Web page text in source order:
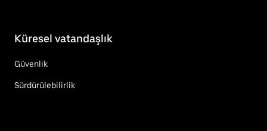
Küresel vatandaşlık
Güvenlik
Sürdürülebilirlik